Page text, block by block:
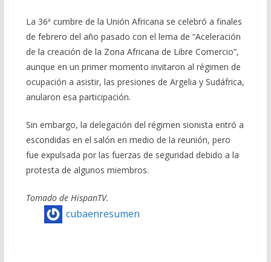
La 36ª cumbre de la Unión Africana se celebró a finales
de febrero del año pasado con el lema de “Aceleración
de la creación de la Zona Africana de Libre Comercio”,
aunque en un primer momento invitaron al régimen de
ocupación a asistir, las presiones de Argelia y Sudáfrica,
anularon esa participación.
Sin embargo, la delegación del régimen sionista entró a
escondidas en el salón en medio de la reunión, pero
fue expulsada por las fuerzas de seguridad debido a la
protesta de algunos miembros.
Tomado de HispanTV.
cubaenresumen